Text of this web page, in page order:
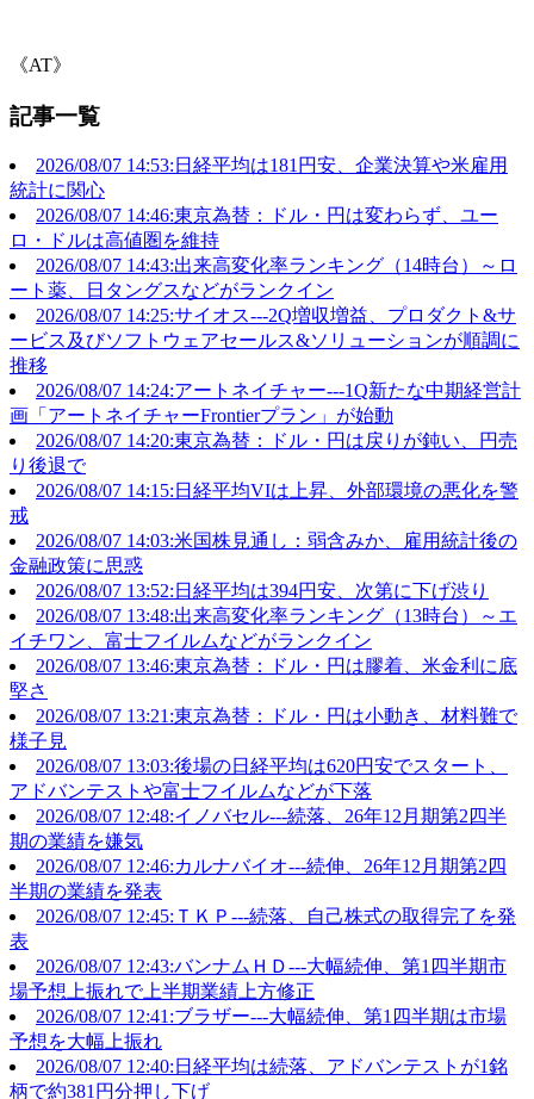
《AT》
記事一覧
2026/08/07 14:53:日経平均は181円安、企業決算や米雇用
統計に関心
2026/08/07 14:46:東京為替：ドル・円は変わらず、ユー
ロ・ドルは高値圏を維持
2026/08/07 14:43:出来高変化率ランキング（14時台）～ロ
ート薬、日タングスなどがランクイン
2026/08/07 14:25:サイオス---2Q増収増益、プロダクト&サ
ービス及びソフトウェアセールス&ソリューションが順調に
推移
2026/08/07 14:24:アートネイチャー---1Q新たな中期経営計
画「アートネイチャーFrontierプラン」が始動
2026/08/07 14:20:東京為替：ドル・円は戻りが鈍い、円売
り後退で
2026/08/07 14:15:日経平均VIは上昇、外部環境の悪化を警
戒
2026/08/07 14:03:米国株見通し：弱含みか、雇用統計後の
金融政策に思惑
2026/08/07 13:52:日経平均は394円安、次第に下げ渋り
2026/08/07 13:48:出来高変化率ランキング（13時台）～エ
イチワン、富士フイルムなどがランクイン
2026/08/07 13:46:東京為替：ドル・円は膠着、米金利に底
堅さ
2026/08/07 13:21:東京為替：ドル・円は小動き、材料難で
様子見
2026/08/07 13:03:後場の日経平均は620円安でスタート、
アドバンテストや富士フイルムなどが下落
2026/08/07 12:48:イノバセル---続落、26年12月期第2四半
期の業績を嫌気
2026/08/07 12:46:カルナバイオ---続伸、26年12月期第2四
半期の業績を発表
2026/08/07 12:45:ＴＫＰ---続落、自己株式の取得完了を発
表
2026/08/07 12:43:バンナムＨＤ---大幅続伸、第1四半期市
場予想上振れで上半期業績上方修正
2026/08/07 12:41:ブラザー---大幅続伸、第1四半期は市場
予想を大幅上振れ
2026/08/07 12:40:日経平均は続落、アドバンテストが1銘
柄で約381円分押し下げ